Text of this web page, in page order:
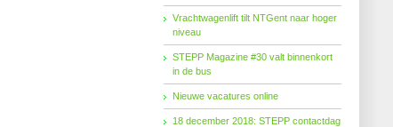
Vrachtwagenlift tilt NTGent naar hoger
niveau
STEPP Magazine #30 valt binnenkort
in de bus
Nieuwe vacatures online
18 december 2018: STEPP contactdag